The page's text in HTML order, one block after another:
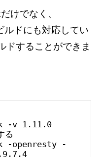
けでなく、
ドにも対応してい
ドすることができま
-v 1.11.0
る
-openresty -